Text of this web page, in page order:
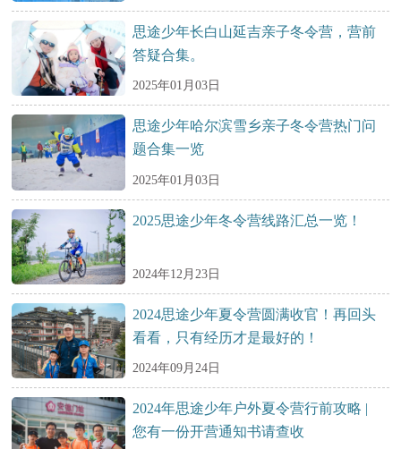
思途少年长白山延吉亲子冬令营，营前
答疑合集。
2025年01月03日
思途少年哈尔滨雪乡亲子冬令营热门问
题合集一览
2025年01月03日
2025思途少年冬令营线路汇总一览！
2024年12月23日
2024思途少年夏令营圆满收官！再回头
看看，只有经历才是最好的！
2024年09月24日
2024年思途少年户外夏令营行前攻略 |
您有一份开营通知书请查收